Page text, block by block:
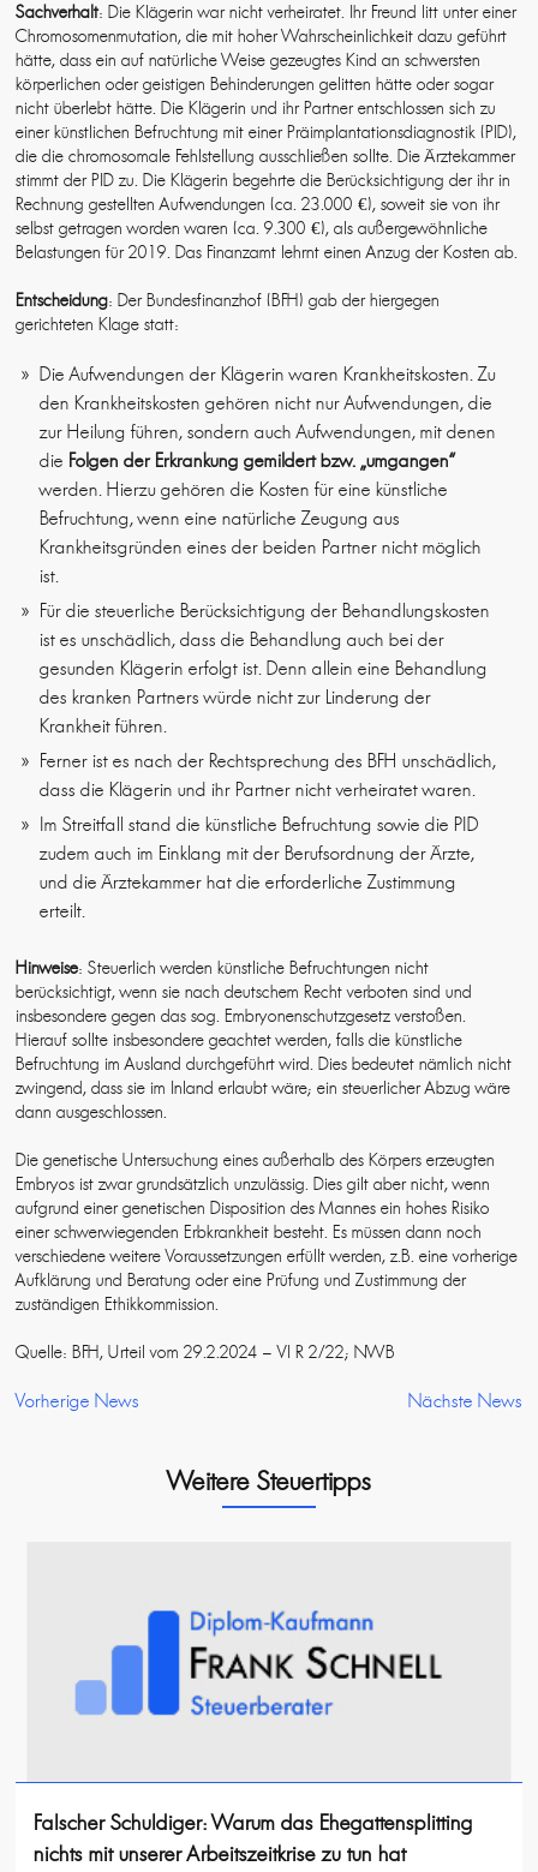
Sachverhalt: Die Klägerin war nicht verheiratet. Ihr Freund litt unter einer
Chromosomenmutation, die mit hoher Wahrscheinlichkeit dazu geführt
hätte, dass ein auf natürliche Weise gezeugtes Kind an schwersten
körperlichen oder geistigen Behinderungen gelitten hätte oder sogar
nicht überlebt hätte. Die Klägerin und ihr Partner entschlossen sich zu
einer künstlichen Befruchtung mit einer Präimplantationsdiagnostik (PID),
die die chromosomale Fehlstellung ausschließen sollte. Die Ärztekammer
stimmt der PID zu. Die Klägerin begehrte die Berücksichtigung der ihr in
Rechnung gestellten Aufwendungen (ca. 23.000 €), soweit sie von ihr
selbst getragen worden waren (ca. 9.300 €), als außergewöhnliche
Belastungen für 2019. Das Finanzamt lehrnt einen Anzug der Kosten ab.
Entscheidung: Der Bundesfinanzhof (BFH) gab der hiergegen
gerichteten Klage statt:
Die Aufwendungen der Klägerin waren Krankheitskosten. Zu
den Krankheitskosten gehören nicht nur Aufwendungen, die
zur Heilung führen, sondern auch Aufwendungen, mit denen
die Folgen der Erkrankung gemildert bzw. „umgangen“
werden. Hierzu gehören die Kosten für eine künstliche
Befruchtung, wenn eine natürliche Zeugung aus
Krankheitsgründen eines der beiden Partner nicht möglich
ist.
Für die steuerliche Berücksichtigung der Behandlungskosten
ist es unschädlich, dass die Behandlung auch bei der
gesunden Klägerin erfolgt ist. Denn allein eine Behandlung
des kranken Partners würde nicht zur Linderung der
Krankheit führen.
Ferner ist es nach der Rechtsprechung des BFH unschädlich,
dass die Klägerin und ihr Partner nicht verheiratet waren.
Im Streitfall stand die künstliche Befruchtung sowie die PID
zudem auch im Einklang mit der Berufsordnung der Ärzte,
und die Ärztekammer hat die erforderliche Zustimmung
erteilt.
Hinweise: Steuerlich werden künstliche Befruchtungen nicht
berücksichtigt, wenn sie nach deutschem Recht verboten sind und
insbesondere gegen das sog. Embryonenschutzgesetz verstoßen.
Hierauf sollte insbesondere geachtet werden, falls die künstliche
Befruchtung im Ausland durchgeführt wird. Dies bedeutet nämlich nicht
zwingend, dass sie im Inland erlaubt wäre; ein steuerlicher Abzug wäre
dann ausgeschlossen.
Die genetische Untersuchung eines außerhalb des Körpers erzeugten
Embryos ist zwar grundsätzlich unzulässig. Dies gilt aber nicht, wenn
aufgrund einer genetischen Disposition des Mannes ein hohes Risiko
einer schwerwiegenden Erbkrankheit besteht. Es müssen dann noch
verschiedene weitere Voraussetzungen erfüllt werden, z.B. eine vorherige
Aufklärung und Beratung oder eine Prüfung und Zustimmung der
zuständigen Ethikkommission.
Quelle: BFH, Urteil vom 29.2.2024 – VI R 2/22; NWB
Vorherige News Nächste News
Weitere Steuertipps
Falscher Schuldiger: Warum das Ehegattensplitting
nichts mit unserer Arbeitszeitkrise zu tun hat